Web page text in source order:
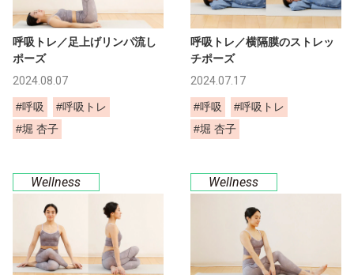
呼吸トレ／足上げリンパ流し
ポーズ
2024.08.07
#呼吸
#呼吸トレ
#堀 杏子
呼吸トレ／横隔膜のストレッ
チポーズ
2024.07.17
#呼吸
#呼吸トレ
#堀 杏子
Wellness Wellness